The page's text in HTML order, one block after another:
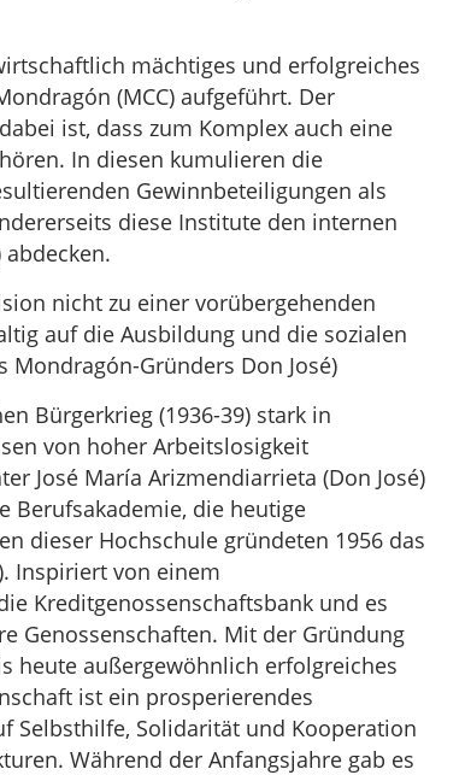
mächtiges und erfolgreiches
(MCC) aufgeführt. Der
ist, dass zum Komplex auch eine
In diesen kumulieren die
Gewinnbeteiligungen als
diese Institute den internen
nicht zu einer vorübergehenden
auf die Ausbildung und die sozialen
Gründers Don José)
Bürgerkrieg (1936-39) stark in
von hoher Arbeitslosigkeit
José María Arizmendiarrieta (Don José)
Berufsakademie, die heutige
dieser Hochschule gründeten 1956 das
Inspiriert von einem
Kreditgenossenschaftsbank und es
Genossenschaften. Mit der Gründung
heute außergewöhnlich erfolgreiches
ist ein prosperierendes
Selbsthilfe, Solidarität und Kooperation
Während der Anfangsjahre gab es